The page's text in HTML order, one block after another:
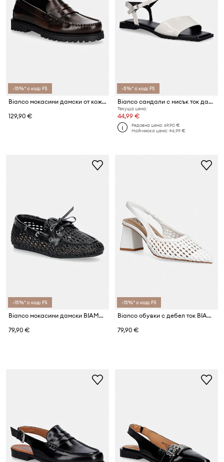
-15%* с код: FS
Bianco мокасини дамски от кожа BIACAPRI
129,90 €
-5%* с код: FS
Bianco сандали с нисък ток дамски BIAYVE
Текуща цена:
44,99 €
Редовна цена:69,90 €
Най-ниска цена:46,99 €
-15%* с код: FS
Bianco мокасини дамски BIAMARLENE
79,90 €
-15%* с код: FS
Bianco обувки с дебел ток BIAMARALYN
79,90 €